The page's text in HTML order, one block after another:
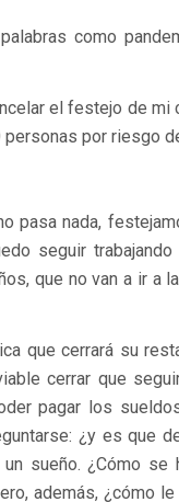
como
el festejo de mi
por riesgo
pasa nada,
seguir
que no van a ir a
que cerrará su
cerrar que
pagar los
¿y es que
sueño. ¿Cómo se
además, ¿cómo